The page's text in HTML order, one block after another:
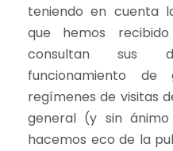
teniendo en cuenta
que hemos
consultan sus
funcionamiento
regímenes de visitas
general (y sin
hacemos eco de la